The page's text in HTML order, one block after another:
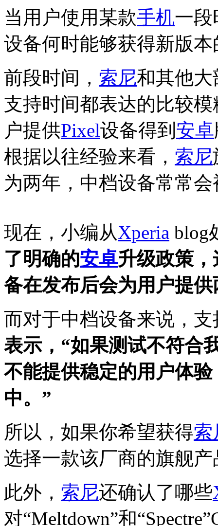
当用户使用某款手机一段
设备何时能够获得新版本
前段时间， 索尼和其他大
支持时间都表达的比较
户提供Pixel设备得到 安卓
根据以往经验来看， 索尼
为两年，中档设备常常
现在，小编从Xperia blog
了明确的安卓升级政策
备在发布后会为用户提
而对于中档设备来说，
表示，“如果测试不符合
不能提供稳定的用户体
中。”
所以，如果你希望获得索
选择一款该厂商的旗舰产
此外， 索尼还确认了哪些
对“Meltdown”和